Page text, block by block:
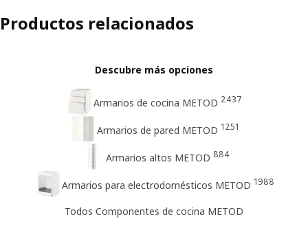
Productos relacionados
Descubre más opciones
Armarios de cocina METOD 2437
Armarios de pared METOD 1251
Armarios altos METOD 884
Armarios para electrodomésticos METOD 1988
Todos Componentes de cocina METOD